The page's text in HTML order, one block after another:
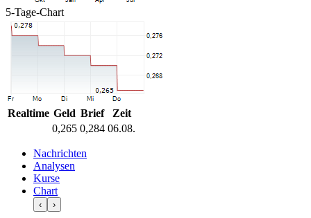
5-Tage-Chart
Realtime Geld Brief
Zeit
0,265 0,284 06.08.
Nachrichten
Analysen
Kurse
Chart
‹ ›